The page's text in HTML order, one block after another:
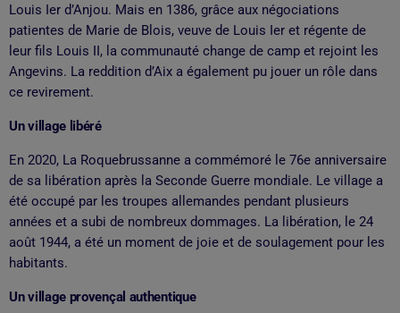
Louis Ier d’Anjou. Mais en 1386, grâce aux négociations
patientes de Marie de Blois, veuve de Louis Ier et régente de
leur fils Louis II, la communauté change de camp et rejoint les
Angevins. La reddition d’Aix a également pu jouer un rôle dans
ce revirement.
Un village libéré
En 2020, La Roquebrussanne a commémoré le 76e anniversaire
de sa libération après la Seconde Guerre mondiale. Le village a
été occupé par les troupes allemandes pendant plusieurs
années et a subi de nombreux dommages. La libération, le 24
août 1944, a été un moment de joie et de soulagement pour les
habitants.
Un village provençal authentique